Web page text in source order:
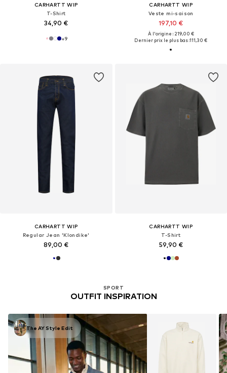
CARHARTT WIP
T-Shirt
34,90 €
+9
CARHARTT WIP
Veste mi-saison
197,10 €
À l'origine : 219,00 €
Dernier prix le plus bas :111,30 €
CARHARTT WIP
Regular Jean 'Klondike'
89,00 €
CARHARTT WIP
T-Shirt
59,90 €
SPORT
OUTFIT INSPIRATION
The AY Style Edit